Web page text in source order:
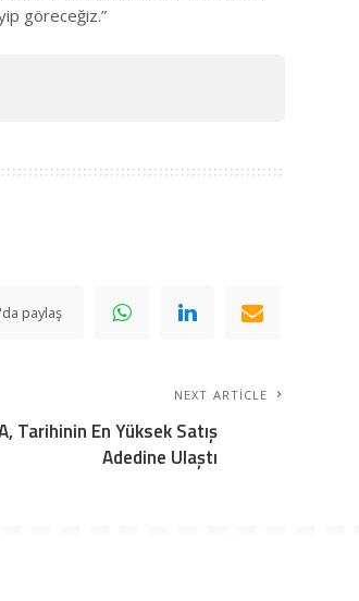
göreceğiz.”
paylaş
NEXT ARTICLE
Tarihinin En Yüksek Satış
Adedine Ulaştı